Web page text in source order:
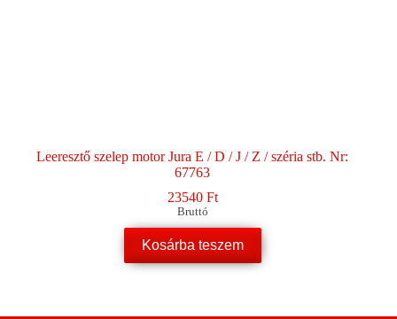
Leeresztő szelep motor Jura E / D / J / Z / széria stb. Nr:
67763
23540 Ft
Bruttó
Kosárba teszem